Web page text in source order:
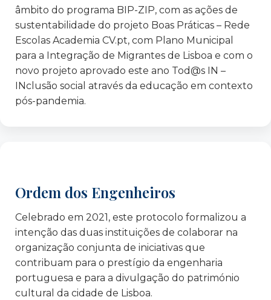
Centro Social e Paroquial do Campo Grande
Centro de Formação Professor João Soares
CEPAC – Centro Padre Alves Correia
Comunidade Hindu de Portugal
Czepczyński Family Foundation – Polónia
Lisboa
FAMI – Fundo para o Asilo, a Migração e a
Integração
FEC – Fundação Fé e Cooperação
FGS – Fundação Gonçalo da Silveira
Fundação Calouste Gulbenkian
Fondazione ISMU ETS, Milão – Itália
âmbito do programa BIP-ZIP, com as ações de
sustentabilidade do projeto Boas Práticas – Rede
Escolas Academia CV.pt, com Plano Municipal
para a Integração de Migrantes de Lisboa e com o
novo projeto aprovado este ano Tod@s IN –
INclusão social através da educação em contexto
pós-pandemia.
Ordem dos Engenheiros
Celebrado em 2021, este protocolo formalizou a
intenção das duas instituições de colaborar na
organização conjunta de iniciativas que
contribuam para o prestígio da engenharia
portuguesa e para a divulgação do património
cultural da cidade de Lisboa.